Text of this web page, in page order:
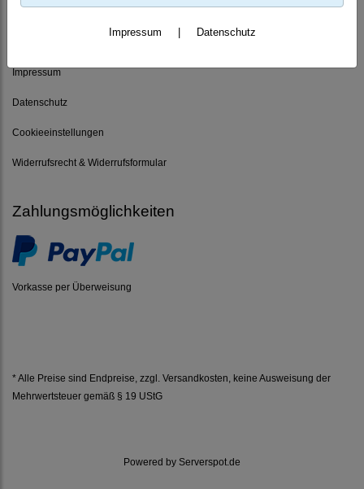
Rechtliches
Impressum
Datenschutz
Cookieeinstellungen
Widerrufsrecht & Widerrufsformular
Zahlungsmöglichkeiten
Vorkasse per Überweisung
* Alle Preise sind Endpreise, zzgl. Versandkosten , keine Ausweisung der
Mehrwertsteuer gemäß § 19 UStG
Powered by Serverspot.de
Impressum Datenschutz